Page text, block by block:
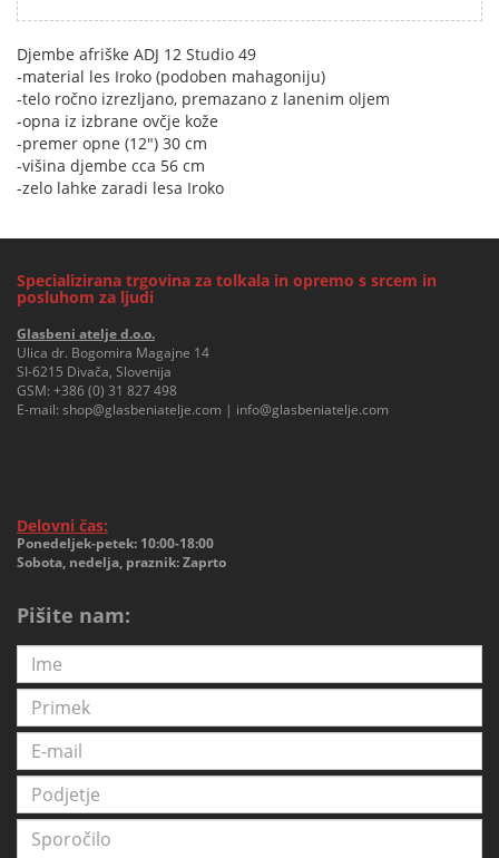
Djembe afriške ADJ 12 Studio 49
-material les Iroko (podoben mahagoniju)
-telo ročno izrezljano, premazano z lanenim oljem
-opna iz izbrane ovčje kože
-premer opne (12") 30 cm
-višina djembe cca 56 cm
-zelo lahke zaradi lesa Iroko
Specializirana trgovina za tolkala in opremo s srcem in
posluhom za ljudi
Glasbeni atelje d.o.o.
Ulica dr. Bogomira Magajne 14
SI-6215 Divača, Slovenija
GSM: +386 (0) 31 827 498
E-mail: shop@glasbeniatelje.com | info@glasbeniatelje.com
Delovni čas:
Ponedeljek-petek: 10:00-18:00
Sobota, nedelja, praznik: Zaprto
Pišite nam: